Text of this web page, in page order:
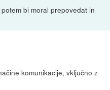
bi moral prepovedat in
komunikacije, vključno z